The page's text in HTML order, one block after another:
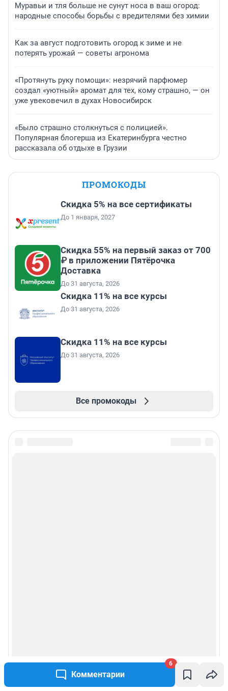
Комментарии
6
Муравьи и тля больше не сунут носа в ваш огород:
народные способы борьбы с вредителями без химии
Как за август подготовить огород к зиме и не
потерять урожай — советы агронома
«Протянуть руку помощи»: незрячий парфюмер
создал «уютный» аромат для тех, кому страшно, — он
уже увековечил в духах Новосибирск
«Было страшно столкнуться с полицией».
Популярная блогерша из Екатеринбурга честно
рассказала об отдыхе в Грузии
ПРОМОКОДЫ
Скидка 5% на все сертификаты
До 1 января, 2027
Скидка 55% на первый заказ от 700
₽ в приложении Пятёрочка
Доставка
До 31 августа, 2026
Скидка 11% на все курсы
До 31 августа, 2026
Скидка 11% на все курсы
До 31 августа, 2026
Все промокоды